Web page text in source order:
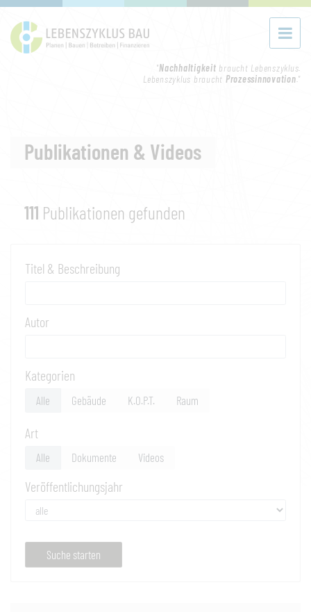
"Nachhaltigkeit braucht Lebenszyklus.
Lebenszyklus braucht Prozessinnovation."
Publikationen & Videos
111 Publikationen gefunden
Titel & Beschreibung
Autor
Kategorien
Alle Gebäude K.O.P.T. Raum
Art
Alle Dokumente Videos
Veröffentlichungsjahr
Suche starten